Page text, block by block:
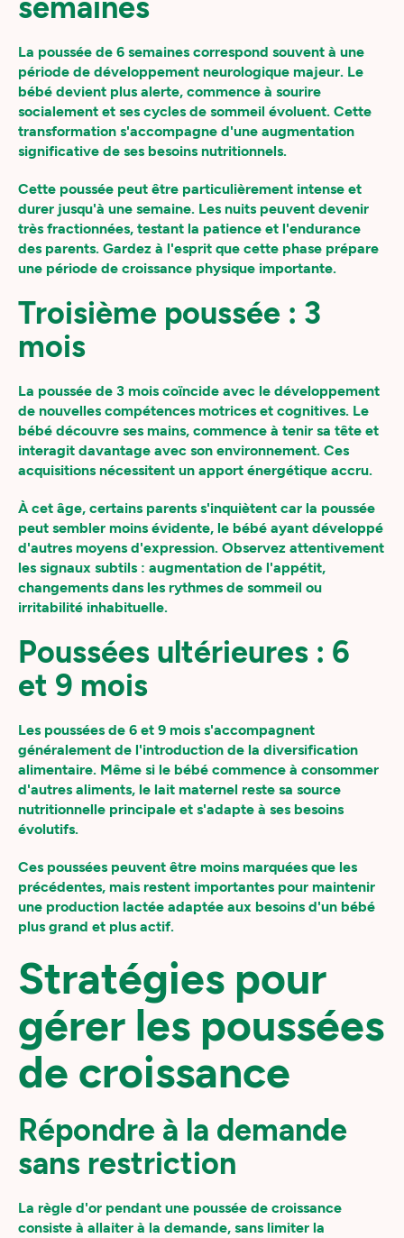
semaines
La poussée de 6 semaines correspond souvent à une
période de développement neurologique majeur. Le
bébé devient plus alerte, commence à sourire
socialement et ses cycles de sommeil évoluent. Cette
transformation s'accompagne d'une augmentation
significative de ses besoins nutritionnels.
Cette poussée peut être particulièrement intense et
durer jusqu'à une semaine. Les nuits peuvent devenir
très fractionnées, testant la patience et l'endurance
des parents. Gardez à l'esprit que cette phase prépare
une période de croissance physique importante.
Troisième poussée : 3
mois
La poussée de 3 mois coïncide avec le développement
de nouvelles compétences motrices et cognitives. Le
bébé découvre ses mains, commence à tenir sa tête et
interagit davantage avec son environnement. Ces
acquisitions nécessitent un apport énergétique accru.
À cet âge, certains parents s'inquiètent car la poussée
peut sembler moins évidente, le bébé ayant développé
d'autres moyens d'expression. Observez attentivement
les signaux subtils : augmentation de l'appétit,
changements dans les rythmes de sommeil ou
irritabilité inhabituelle.
Poussées ultérieures : 6
et 9 mois
Les poussées de 6 et 9 mois s'accompagnent
généralement de l'introduction de la diversification
alimentaire. Même si le bébé commence à consommer
d'autres aliments, le lait maternel reste sa source
nutritionnelle principale et s'adapte à ses besoins
évolutifs.
Ces poussées peuvent être moins marquées que les
précédentes, mais restent importantes pour maintenir
une production lactée adaptée aux besoins d'un bébé
plus grand et plus actif.
Stratégies pour
gérer les poussées
de croissance
Répondre à la demande
sans restriction
La règle d'or pendant une poussée de croissance
consiste à allaiter à la demande, sans limiter la